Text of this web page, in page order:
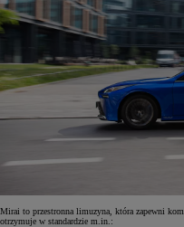
Mirai to przestronna limuzyna, która zapewni
otrzymuje w standardzie m.in.: